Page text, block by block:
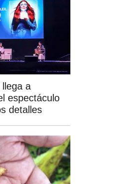
llega a
espectáculo
detalles